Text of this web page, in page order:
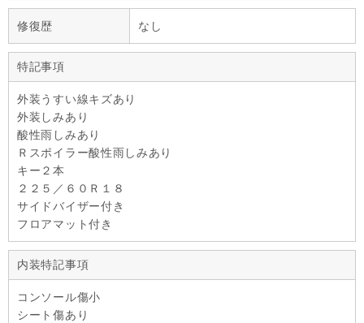
修復歴 なし
特記事項
外装うすい線キズあり
外装しみあり
酸性雨しみあり
Ｒスポイラー酸性雨しみあり
キー２本
２２５／６０Ｒ１８
サイドバイザー付き
フロアマット付き
内装特記事項
コンソール傷小
シート傷あり